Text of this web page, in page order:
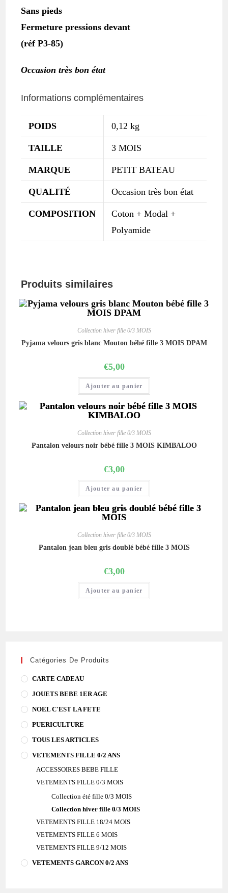
Sans pieds
Fermeture pressions devant
(réf P3-85)
Occasion très bon état
Informations complémentaires
POIDS 0,12 kg
TAILLE 3 MOIS
MARQUE PETIT BATEAU
QUALITÉ Occasion très bon état
COMPOSITION
Coton + Modal +
Polyamide
Produits similaires
Collection hiver fille 0/3 MOIS
Pyjama velours gris blanc Mouton bébé fille 3 MOIS DPAM
€5,00
Ajouter au panier
Collection hiver fille 0/3 MOIS
Pantalon velours noir bébé fille 3 MOIS KIMBALOO
€3,00
Ajouter au panier
Collection hiver fille 0/3 MOIS
Pantalon jean bleu gris doublé bébé fille 3 MOIS
€3,00
Ajouter au panier
Catégories De Produits
CARTE CADEAU
JOUETS BEBE 1ER AGE
NOEL C'EST LA FETE
PUERICULTURE
TOUS LES ARTICLES
VETEMENTS FILLE 0/2 ANS
ACCESSOIRES BEBE FILLE
VETEMENTS FILLE 0/3 MOIS
Collection été fille 0/3 MOIS
Collection hiver fille 0/3 MOIS
VETEMENTS FILLE 18/24 MOIS
VETEMENTS FILLE 6 MOIS
VETEMENTS FILLE 9/12 MOIS
VETEMENTS GARCON 0/2 ANS